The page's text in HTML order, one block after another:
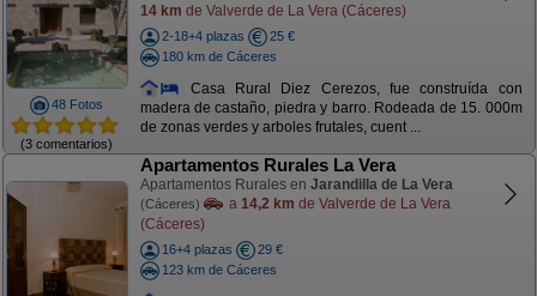
48 Fotos
(3 comentarios)
14 km de Valverde de La Vera (Cáceres)
2-18+4 plazas
25 €
180 km de Cáceres
Casa Rural Diez Cerezos, fue construída con
madera de castaño, piedra y barro. Rodeada de 15. 000m
de zonas verdes y arboles frutales, cuent ...
Apartamentos Rurales La Vera
Apartamentos Rurales en Jarandilla de La Vera
(Cáceres) a 14,2 km de Valverde de La Vera
(Cáceres)
16+4 plazas
29 €
123 km de Cáceres